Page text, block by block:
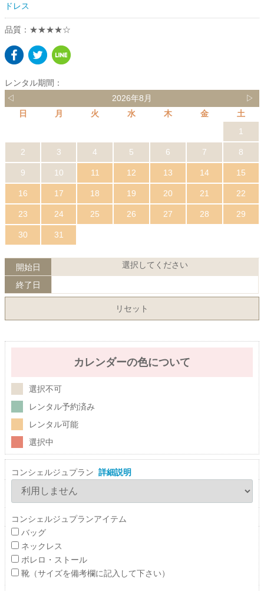
ドレス
品質：★★★★☆
レンタル期間：
◁
2026年8月
▷
日
月 火 水 木 金
土
1
2 3 4 5 6 7 8
9 10 11 12 13 14 15
16 17 18 19 20 21 22
23 24 25 26 27 28 29
30 31
開始日 選択してください
終了日
リセット
カレンダーの色について
選択不可
レンタル予約済み
レンタル可能
選択中
コンシェルジュプラン 詳細説明
コンシェルジュプランアイテム
バッグ
ネックレス
ボレロ・ストール
靴（サイズを備考欄に記入して下さい）